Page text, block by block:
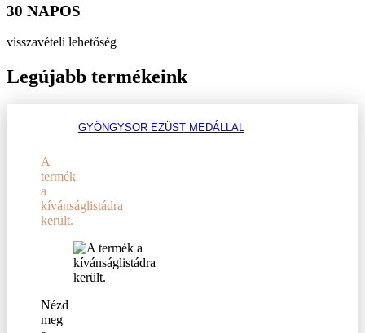
30 NAPOS
visszavételi lehetőség
Legújabb termékeink
GYÖNGYSOR EZÜST MEDÁLLAL
A
termék
a
kívánságlistádra
került.
Nézd
meg